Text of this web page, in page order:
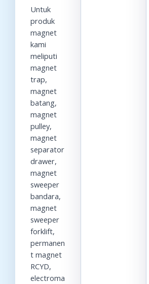
Untuk
produk
magnet
kami
meliputi
magnet
trap,
magnet
batang,
magnet
pulley,
magnet
separator
drawer,
magnet
sweeper
bandara,
magnet
sweeper
forklift,
permanen
t magnet
RCYD,
electroma